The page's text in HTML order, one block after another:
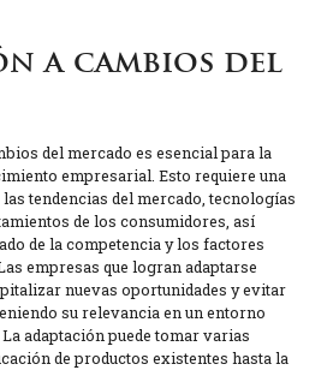
a cambios del
del mercado es esencial para la
empresarial. Esto requiere una
tendencias del mercado, tecnologías
de los consumidores, así
de la competencia y los factores
empresas que logran adaptarse
nuevas oportunidades y evitar
su relevancia en un entorno
adaptación puede tomar varias
de productos existentes hasta la